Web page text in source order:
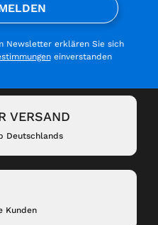
Newsletter erklären Sie sich
einverstanden
VERSAND
Deutschlands
Kunden